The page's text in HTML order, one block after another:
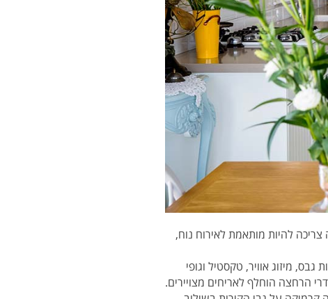
להיות מותאמת לאירוח נוח,
מיזוג אוויר, טקסטיל וגופי
הרחצה הוחלף לאריחים מצויירים.